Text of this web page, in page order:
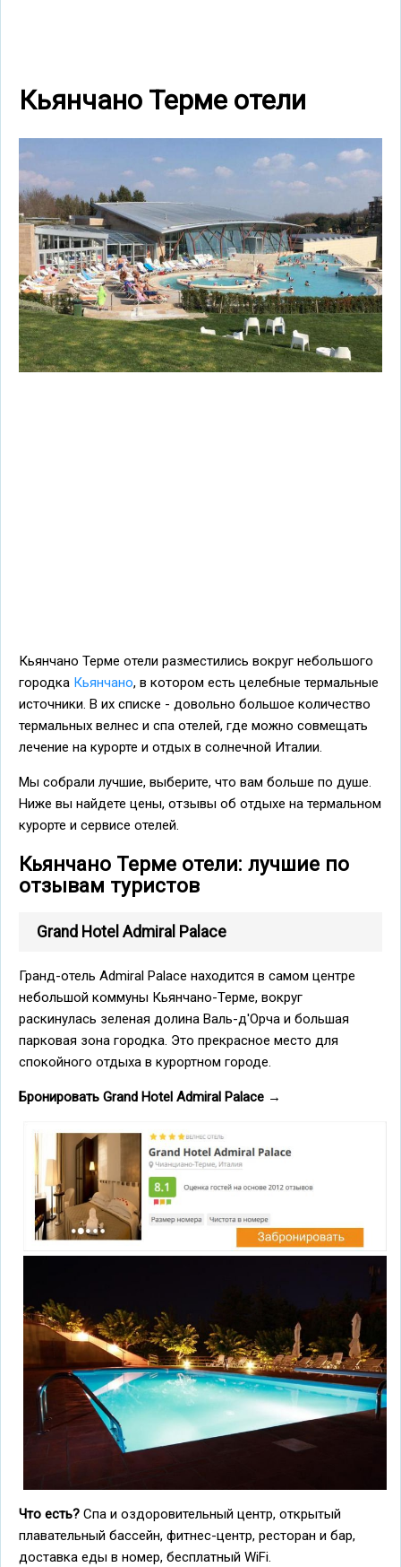
Кьянчано Терме отели
Кьянчано Терме отели разместились вокруг небольшого
городка Кьянчано, в котором есть целебные термальные
источники. В их списке - довольно большое количество
термальных велнес и спа отелей, где можно совмещать
лечение на курорте и отдых в солнечной Италии.
Мы собрали лучшие, выберите, что вам больше по душе.
Ниже вы найдете цены, отзывы об отдыхе на термальном
курорте и сервисе отелей.
Кьянчано Терме отели: лучшие по
отзывам туристов
Grand Hotel Admiral Palace
Гранд-отель Admiral Palace находится в самом центре
небольшой коммуны Кьянчано-Терме, вокруг
раскинулась зеленая долина Валь-д'Орча и большая
парковая зона городка. Это прекрасное место для
спокойного отдыха в курортном городе.
Бронировать Grand Hotel Admiral Palace →
Что есть? Спа и оздоровительный центр, открытый
плавательный бассейн, фитнес-центр, ресторан и бар,
доставка еды в номер, бесплатный WiFi.